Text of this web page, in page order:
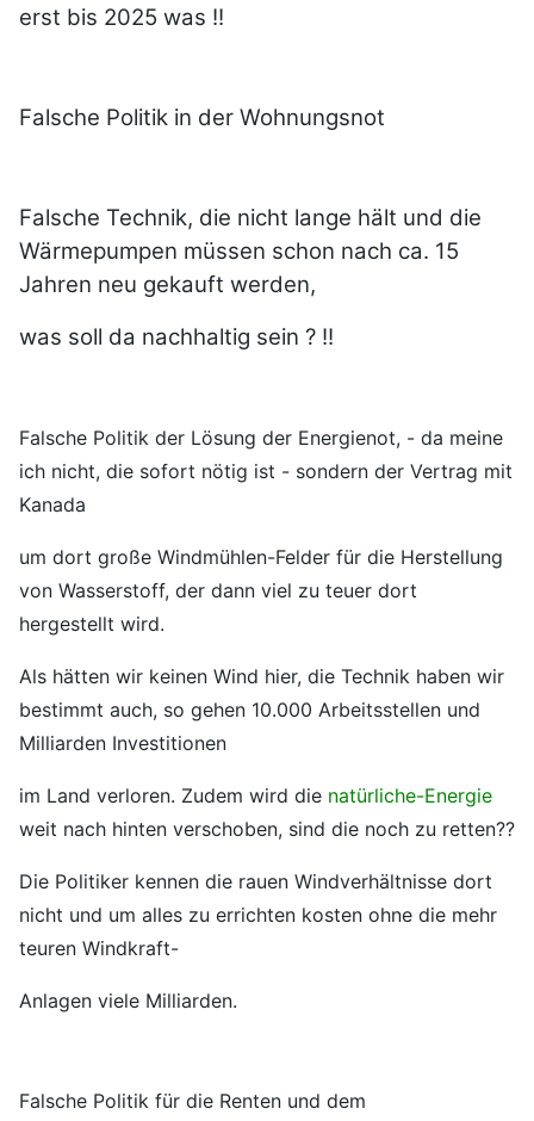
erst bis 2025 was !!
Falsche Politik in der Wohnungsnot
Falsche Technik, die nicht lange hält und die
Wärmepumpen müssen schon nach ca. 15
Jahren neu gekauft werden,
was soll da nachhaltig sein ? !!
Falsche Politik der Lösung der Energienot, - da meine
ich nicht, die sofort nötig ist - sondern der Vertrag mit
Kanada
um dort große Windmühlen-Felder für die Herstellung
von Wasserstoff, der dann viel zu teuer dort
hergestellt wird.
Als hätten wir keinen Wind hier, die Technik haben wir
bestimmt auch, so gehen 10.000 Arbeitsstellen und
Milliarden Investitionen
im Land verloren. Zudem wird die natürliche-Energie
weit nach hinten verschoben, sind die noch zu retten??
Die Politiker kennen die rauen Windverhältnisse dort
nicht und um alles zu errichten kosten ohne die mehr
teuren Windkraft-
Anlagen viele Milliarden.
Falsche Politik für die Renten und dem